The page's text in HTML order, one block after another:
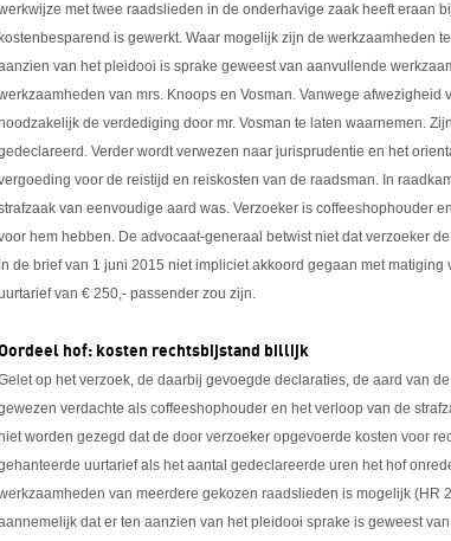
met twee raadslieden in de onderhavige zaak heeft eraan
kostenbesparend is gewerkt. Waar mogelijk zijn de werkzaamheden
van het pleidooi is sprake geweest van aanvullende
van mrs. Knoops en Vosman. Vanwege afwezigheid
de verdediging door mr. Vosman te laten waarnemen.
Verder wordt verwezen naar jurisprudentie en het
voor de reistijd en reiskosten van de raadsman. In
van eenvoudige aard was. Verzoeker is coffeeshophouder
hem hebben. De advocaat-generaal betwist niet dat verzoeker
de brief van 1 juni 2015 niet impliciet akkoord gegaan met matiging
van € 250,- passender zou zijn.
hof: kosten rechtsbijstand billijk
op het verzoek, de daarbij gevoegde declaraties, de aard van
verdachte als coffeeshophouder en het verloop van de
worden gezegd dat de door verzoeker opgevoerde kosten voor
uurtarief als het aantal gedeclareerde uren het hof
van meerdere gekozen raadslieden is mogelijk (HR
dat er ten aanzien van het pleidooi sprake is geweest